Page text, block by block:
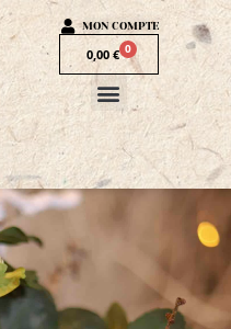
MON COMPTE
0,00 € 0